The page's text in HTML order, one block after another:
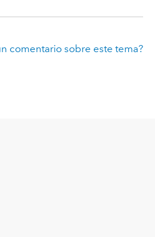
comentario sobre este tema?